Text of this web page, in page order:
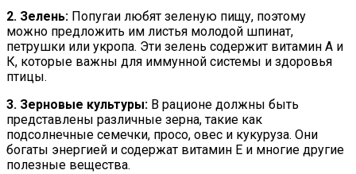
2. Зелень: Попугаи любят зеленую пищу, поэтому
можно предложить им листья молодой шпинат,
петрушки или укропа. Эти зелень содержит витамин А и
К, которые важны для иммунной системы и здоровья
птицы.
3. Зерновые культуры: В рационе должны быть
представлены различные зерна, такие как
подсолнечные семечки, просо, овес и кукуруза. Они
богаты энергией и содержат витамин Е и многие другие
полезные вещества.